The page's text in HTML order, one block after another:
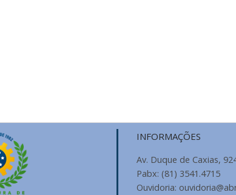
INFORMAÇÕES
Av. Duque de Caxias,
Pabx: (81) 3541.4715
Ouvidoria: